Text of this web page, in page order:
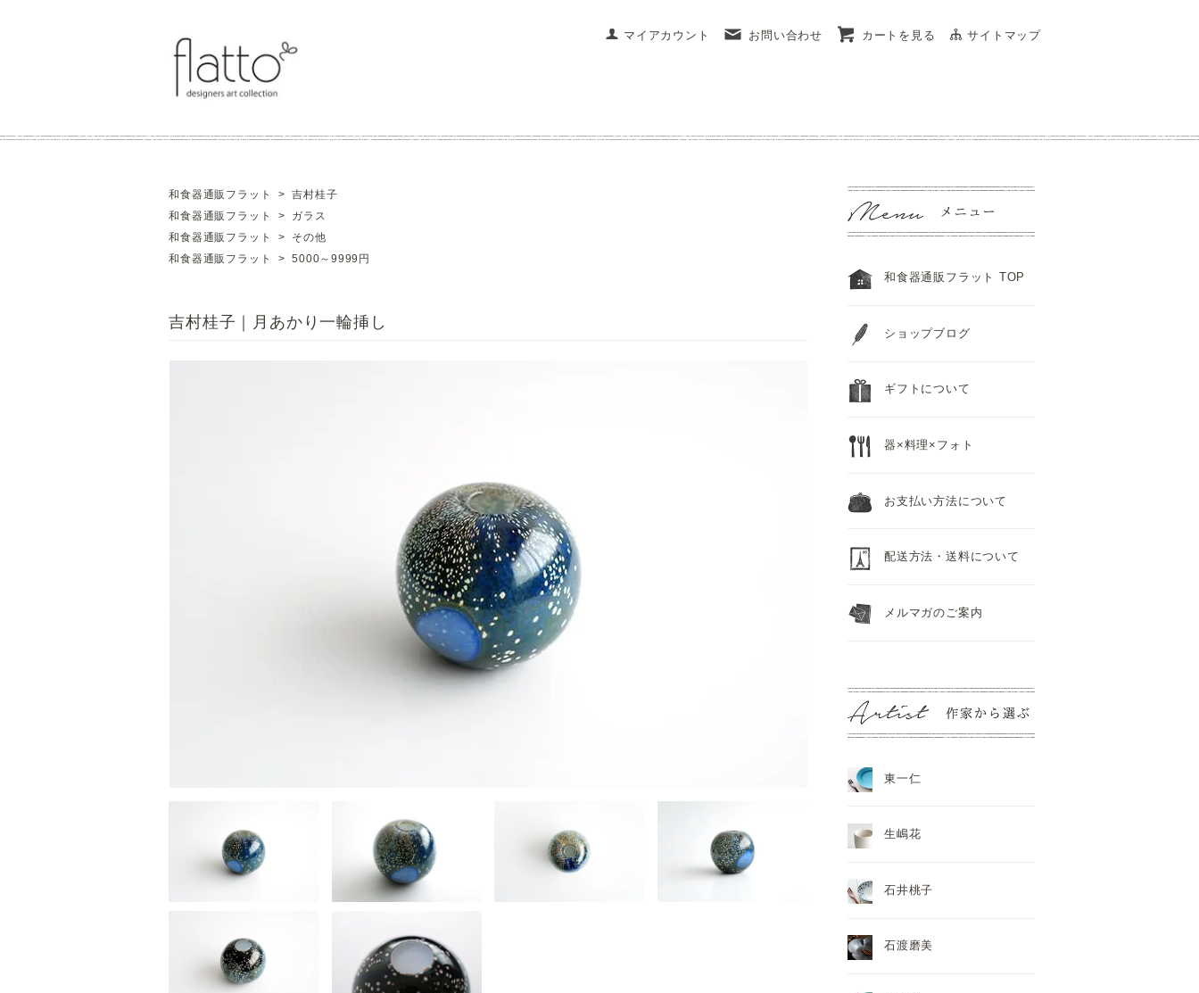
マイアカウント お問い合わせ カートを見る サイトマップ
和食器通販フラット >吉村桂子
和食器通販フラット
> ガラス
和食器通販フラット
> その他
和食器通販フラット
>5000～9999円
吉村桂子｜月あかり一輪挿し
和食器通販フラット TOP
ショップブログ
ギフトについて
器×料理×フォト
お支払い方法について
配送方法・送料について
メルマガのご案内
東一仁
生嶋花
石井桃子
石渡磨美